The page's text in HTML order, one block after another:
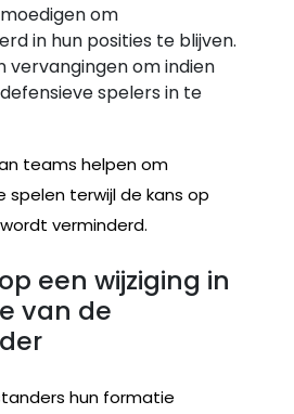
om
in hun posities te blijven.
vervangingen om indien
spelers in te
teams helpen om
spelen terwijl de kans op
verminderd.
een wijziging in
van de
hun formatie